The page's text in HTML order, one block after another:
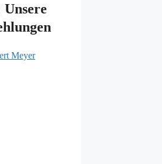
Unsere
Meyer